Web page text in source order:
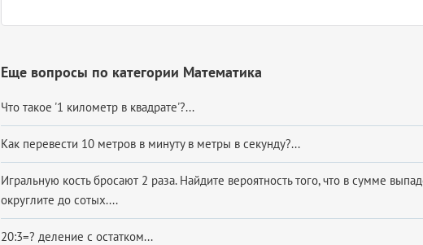
Еще вопросы по категории Математика
Что такое '1 километр в квадрате'?...
Как перевести 10 метров в минуту в метры в секунду?...
Игральную кость бросают 2 раза. Найдите вероятность того, что в сумме
округлите до сотых....
20:3=? деление с остатком...